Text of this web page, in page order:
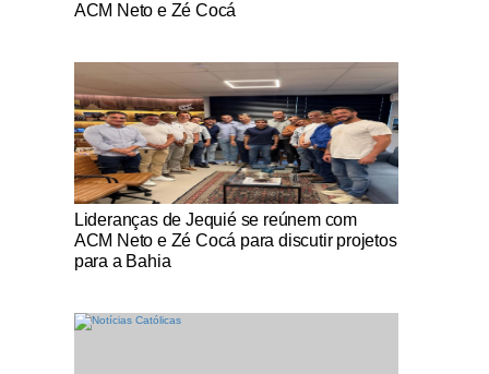
ACM Neto e Zé Cocá
Notícias Católicas
Lideranças de Jequié se reúnem com
ACM Neto e Zé Cocá para discutir projetos
para a Bahia